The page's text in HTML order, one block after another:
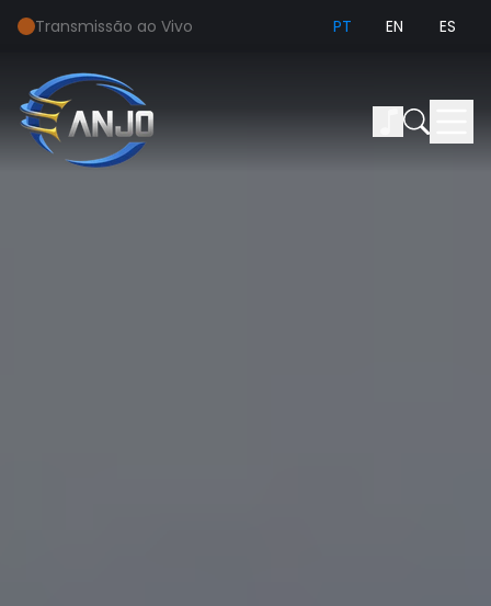
Transmissão ao Vivo PT EN ES